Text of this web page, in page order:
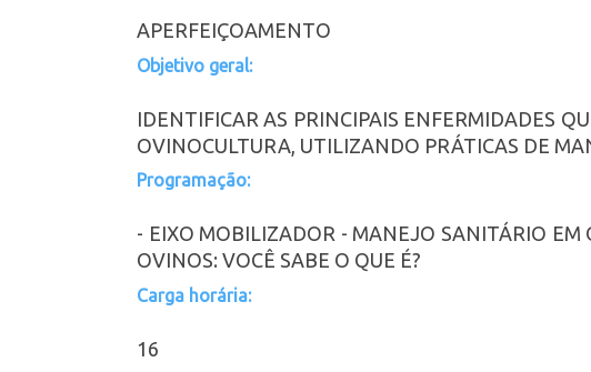
APERFEIÇOAMENTO
Objetivo geral:
IDENTIFICAR AS PRINCIPAIS ENFERMIDADES
OVINOCULTURA, UTILIZANDO PRÁTICAS DE
Programação:
- EIXO MOBILIZADOR - MANEJO SANITÁRIO EM
OVINOS: VOCÊ SABE O QUE É?
Carga horária:
16